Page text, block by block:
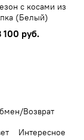
с косами из
(Белый)
100 руб.
Возврат
Интересное